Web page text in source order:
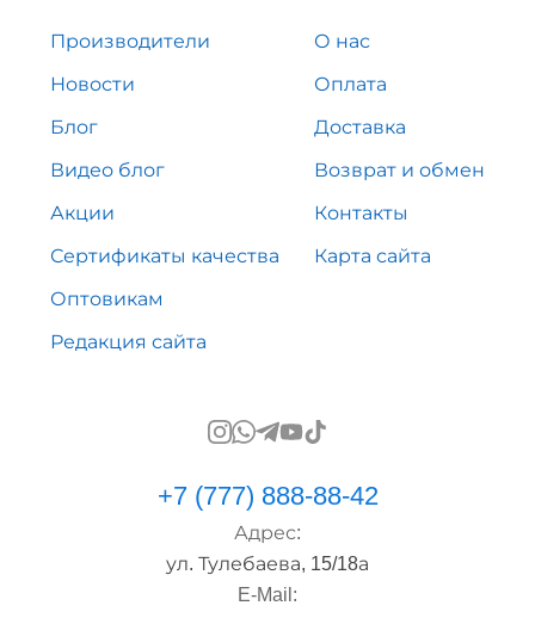
Производители
Новости
Блог
Видео блог
Акции
Сертификаты качества
Оптовикам
Редакция сайта
О нас
Оплата
Доставка
Возврат и обмен
Контакты
Карта сайта
+7 (777) 888-88-42
Адрес:
ул. Тулебаева, 15/18а
E-Mail: